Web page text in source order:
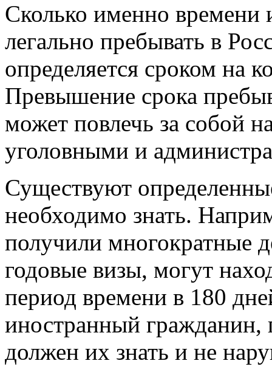
Сколько именно
легально пребывать в
определяется сроком на
Превышение срока
может повлечь за собой
уголовными и
Существуют
необходимо знать.
получили многократные
годовые визы, могут
период времени в 180
иностранный
должен их знать и не